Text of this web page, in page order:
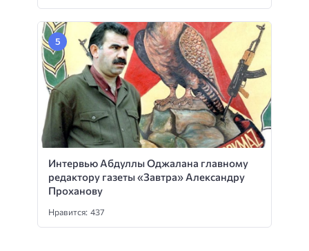
Интервью Абдуллы Оджалана главному
редактору газеты «Завтра» Александру
Проханову
Нравится: 437